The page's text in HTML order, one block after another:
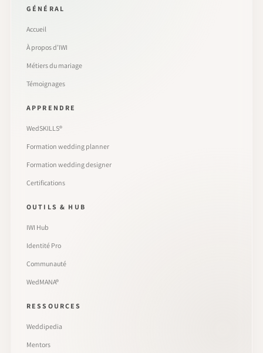
GÉNÉRAL
Accueil
À propos d’IWI
Métiers du mariage
Témoignages
APPRENDRE
WedSKILLS®
Formation wedding planner
Formation wedding designer
Certifications
OUTILS & HUB
IWI Hub
Identité Pro
Communauté
WedMANA®
RESSOURCES
Weddipedia
Mentors